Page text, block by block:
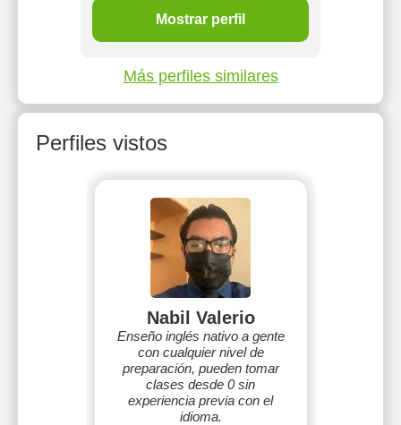
Mostrar perfil
Más perfiles similares
Perfiles vistos
Nabil Valerio
Enseño inglés nativo a gente
con cualquier nivel de
preparación, pueden tomar
clases desde 0 sin
experiencia previa con el
idioma.